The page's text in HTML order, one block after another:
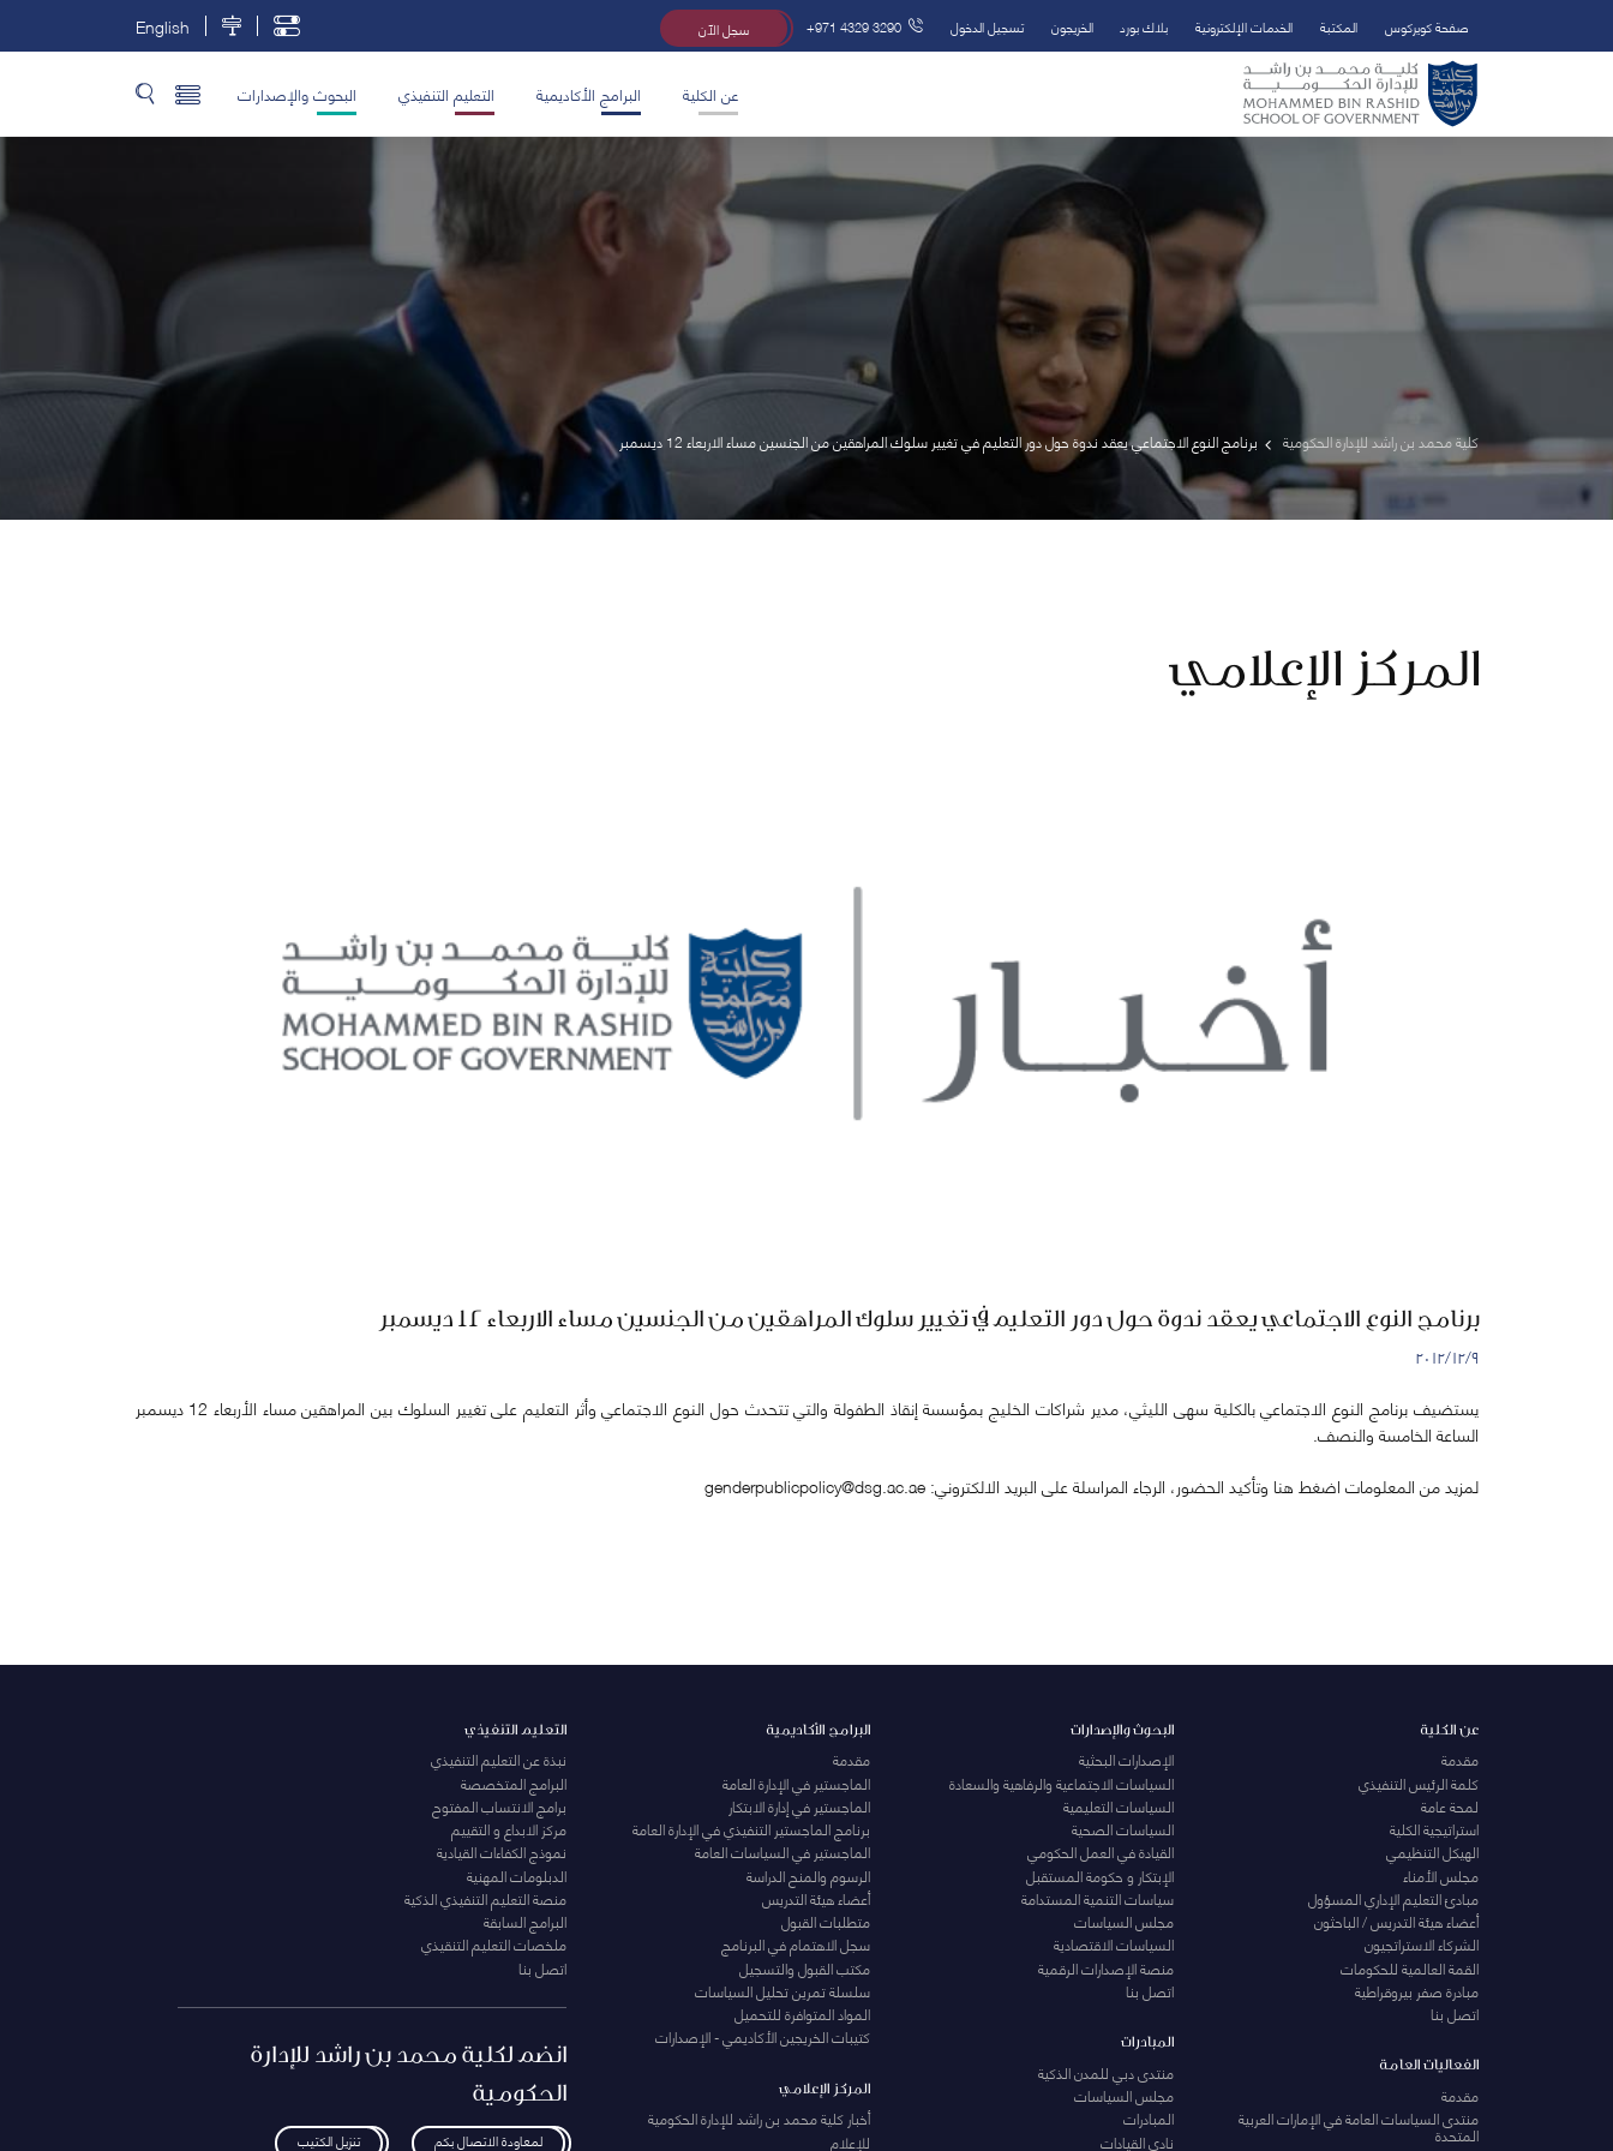
صفحة كويركوس المكتبة الخدمات الإلكترونية بلاك بورد الخريجون تسجيل الدخول +971 4329 3290 سجل الآن English
عن الكلية البرامج الأكاديمية التعليم التنفيذي البحوث والإصدارات
كلية محمد بن راشد للإدارة الحكومية برنامج النوع الاجتماعي يعقد ندوة حول دور التعليم في تغيير سلوك المراهقين من الجنسين مساء الاربعاء 12 ديسمبر
المركز الإعلامي
برنامج النوع الاجتماعي يعقد ندوة حول دور التعليم في تغيير سلوك المراهقين من الجنسين مساء الاربعاء 12 ديسمبر
٩‏/١٢‏/٢٠١٢
يستضيف برنامج النوع الاجتماعي بالكلية سهى الليثي، مدير شراكات الخليج بمؤسسة إنقاذ الطفولة والتي تتحدث حول النوع الاجتماعي وأثر التعليم على تغيير السلوك بين المراهقين مساء الأربعاء 12 ديسمبر
الساعة الخامسة والنصف.
لمزيد من المعلومات اضغط هنا وتأكيد الحضور، الرجاء المراسلة على البريد الالكتروني: genderpublicpolicy@dsg.ac.ae
عن الكلية
مقدمة
كلمة الرئيس التنفيذي
لمحة عامة
استراتيجية الكلية
الهيكل التنظيمي
مجلس الأمناء
مبادئ التعليم الإداري المسؤول
أعضاء هيئة التدريس / الباحثون
الشركاء الاستراتجيون
القمة العالمية للحكومات
مبادرة صفر بيروقراطية
اتصل بنا
الفعاليات العامة
مقدمة
منتدى السياسات العامة في الإمارات العربية
المتحدة
البحوث والإصدارات
الإصدارات البحثية
السياسات الاجتماعية والرفاهية والسعادة
السياسات التعليمية
السياسات الصحية
القيادة في العمل الحكومي
الإبتكار و حكومة المستقبل
سياسات التنمية المستدامة
مجلس السياسات
السياسات الاقتصادية
منصة الإصدارات الرقمية
اتصل بنا
المبادرات
منتدى دبي للمدن الذكية
مجلس السياسات
المبادرات
نادي القيادات
البرامج الأكاديمية
مقدمة
الماجستير في الإدارة العامة
الماجستير في إدارة الابتكار
برنامج الماجستير التنفيذي في الإدارة العامة
الماجستير في السياسات العامة
الرسوم والمنح الدراسة
أعضاء هيئة التدريس
متطلبات القبول
سجل الاهتمام في البرنامج
مكتب القبول والتسجيل
سلسلة تمرين تحليل السياسات
المواد المتوافرة للتحميل
كتيبات الخريجين الأكاديمي - الإصدارات
المركز الإعلامي
أخبار كلية محمد بن راشد للإدارة الحكومية
للإعلام
التعليم التنفيذي
نبذة عن التعليم التنفيذي
البرامج المتخصصة
برامج الانتساب المفتوح
مركز الابداع و التقييم
نموذج الكفاءات القيادية
الدبلومات المهنية
منصة التعليم التنفيذي الذكية
البرامج السابقة
ملخصات التعليم التنقيذي
اتصل بنا
انضم لكلية محمد بن راشد للإدارة
الحكومية
لمعاودة الاتصال بكم تنزيل الكتيب